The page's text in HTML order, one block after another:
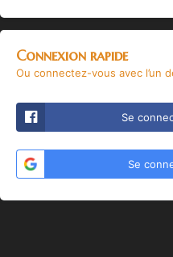
Connexion rapide
Ou connectez-vous avec l’un
Se
Se